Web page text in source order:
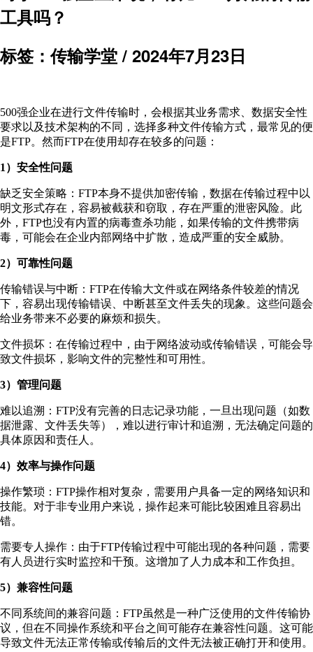
工具吗？
标签：传输学堂 / 2024年7月23日
500强企业在进行文件传输时，会根据其业务需求、数据安全性
要求以及技术架构的不同，选择多种文件传输方式，最常见的便
是FTP。然而FTP在使用却存在较多的问题：
1）安全性问题
缺乏安全策略：FTP本身不提供加密传输，数据在传输过程中以
明文形式存在，容易被截获和窃取，存在严重的泄密风险。此
外，FTP也没有内置的病毒查杀功能，如果传输的文件携带病
毒，可能会在企业内部网络中扩散，造成严重的安全威胁。
2）可靠性问题
传输错误与中断：FTP在传输大文件或在网络条件较差的情况
下，容易出现传输错误、中断甚至文件丢失的现象。这些问题会
给业务带来不必要的麻烦和损失。
文件损坏：在传输过程中，由于网络波动或传输错误，可能会导
致文件损坏，影响文件的完整性和可用性。
3）管理问题
难以追溯：FTP没有完善的日志记录功能，一旦出现问题（如数
据泄露、文件丢失等），难以进行审计和追溯，无法确定问题的
具体原因和责任人。
4）效率与操作问题
操作繁琐：FTP操作相对复杂，需要用户具备一定的网络知识和
技能。对于非专业用户来说，操作起来可能比较困难且容易出
错。
需要专人操作：由于FTP传输过程中可能出现的各种问题，需要
有人员进行实时监控和干预。这增加了人力成本和工作负担。
5）兼容性问题
不同系统间的兼容问题：FTP虽然是一种广泛使用的文件传输协
议，但在不同操作系统和平台之间可能存在兼容性问题。这可能
导致文件无法正常传输或传输后的文件无法被正确打开和使用。